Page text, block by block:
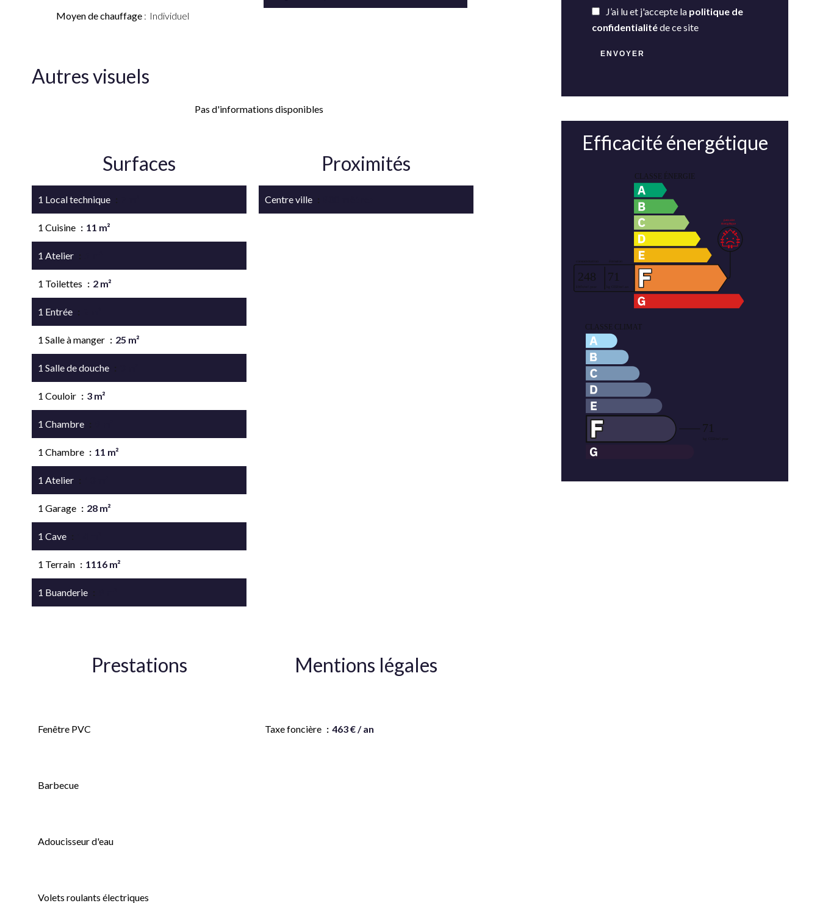
Moyen de chauffage Individuel
Autres visuels
Pas d'informations disponibles
Surfaces
1 Local technique
1 Cuisine 11 m²
1 Atelier
1 Toilettes 2 m²
1 Entrée
1 Salle à manger 25 m²
1 Salle de douche
1 Couloir 3 m²
1 Chambre
1 Chambre 11 m²
1 Atelier
1 Garage 28 m²
1 Cave
1 Terrain 1116 m²
1 Buanderie
Proximités
Centre ville
Prestations
Fenêtre PVC
Barbecue
Adoucisseur d'eau
Volets roulants électriques
Mentions légales
Taxe foncière 463 € / an
J’ai lu et j'accepte la politique de
confidentialitéde ce site
ENVOYER
Efficacité énergétique